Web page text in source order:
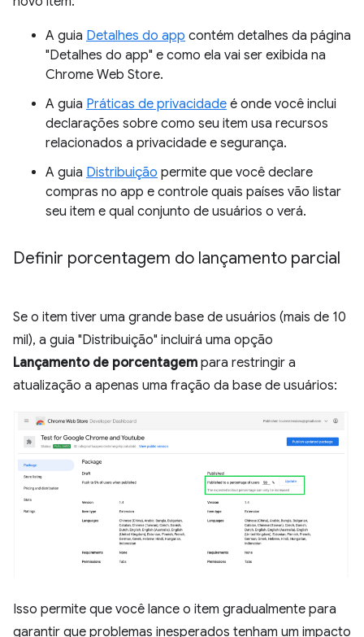
A guia Detalhes do app contém detalhes da página
"Detalhes do app" e como ela vai ser exibida na
Chrome Web Store.
A guia Práticas de privacidade é onde você inclui
declarações sobre como seu item usa recursos
relacionados a privacidade e segurança.
A guia Distribuição permite que você declare
compras no app e controle quais países vão listar
seu item e qual conjunto de usuários o verá.
Definir porcentagem do lançamento parcial
Se o item tiver uma grande base de usuários (mais de 10
mil), a guia "Distribuição" incluirá uma opção
Lançamento de porcentagem para restringir a
atualização a apenas uma fração da base de usuários:
Isso permite que você lance o item gradualmente para
garantir que problemas inesperados tenham um impacto